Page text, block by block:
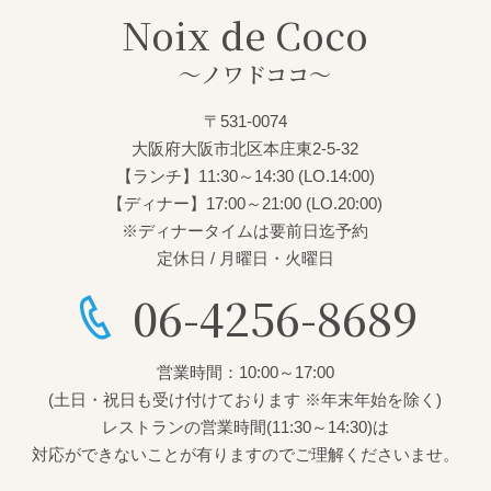
Noix de Coco
～ノワドココ～
〒531-0074
大阪府大阪市北区本庄東2-5-32
【ランチ】11:30～14:30 (LO.14:00)
【ディナー】17:00～21:00 (LO.20:00)
※ディナータイムは要前日迄予約
定休日 / 月曜日・火曜日
06-4256-8689
営業時間：10:00～17:00
(土日・祝日も受け付けております ※年末年始を除く)
レストランの営業時間(11:30～14:30)は
対応ができないことが有りますのでご理解くださいませ。